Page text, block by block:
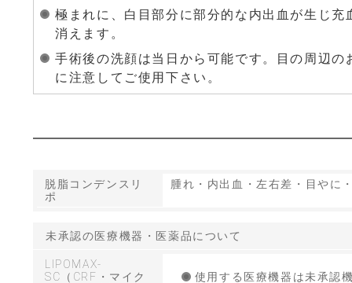
極まれに、白目部分に部分的な内出血が生じ
消えます。
手術後の洗顔は当日から可能です。目の周辺
に注意してご使用下さい。
脱脂コンデンスリ
ポ
腫れ・内出血・左右差・目や
未承認の医療機器・医薬品について
LIPOMAX-
SC（CRF・マイク
使用する医療機器は未承認